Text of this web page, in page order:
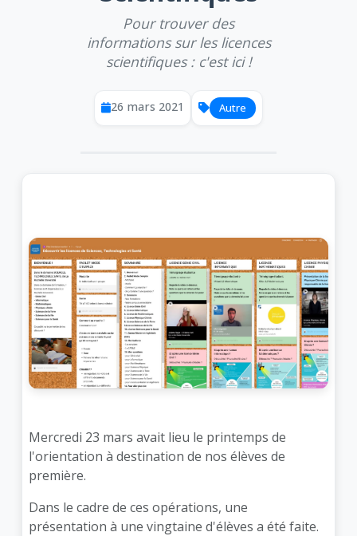
Pour trouver des
informations sur les licences
scientifiques : c'est ici !
26 mars 2021 Autre
Mercredi 23 mars avait lieu le printemps de
l'orientation à destination de nos élèves de
première.
Dans le cadre de ces opérations, une
présentation à une vingtaine d'élèves a été faite.